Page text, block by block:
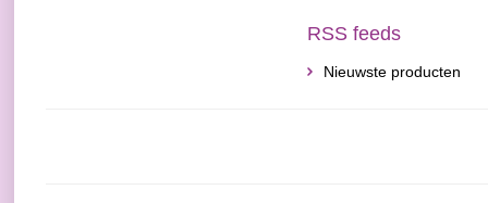
RSS feeds
Nieuwste producten